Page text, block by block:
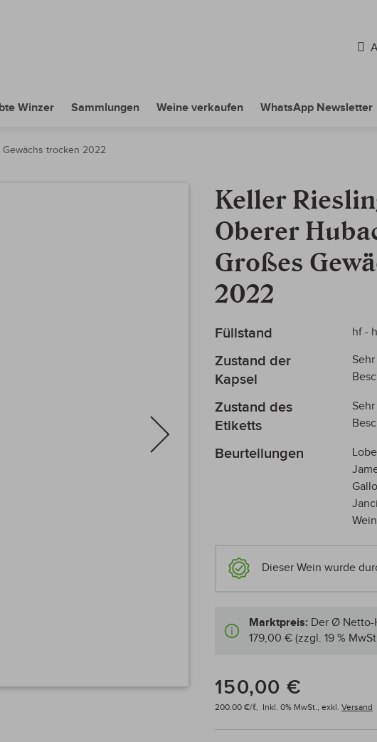
Winzer Sammlungen Weine verkaufen WhatsApp Newsletter
trocken 2022
Keller
Oberer
Großes
2022
Mehr
Füllstand hf -
Zustand der
Kapsel
Zustand des
Etiketts
Beurteilungen
Dieser Wein wurde
Marktpreis: Der Ø Netto-
179,00 € (zzgl. 19 %
150,00 €
Inkl. 0% MwSt., exkl. Versand
200.00 €/ℓ,